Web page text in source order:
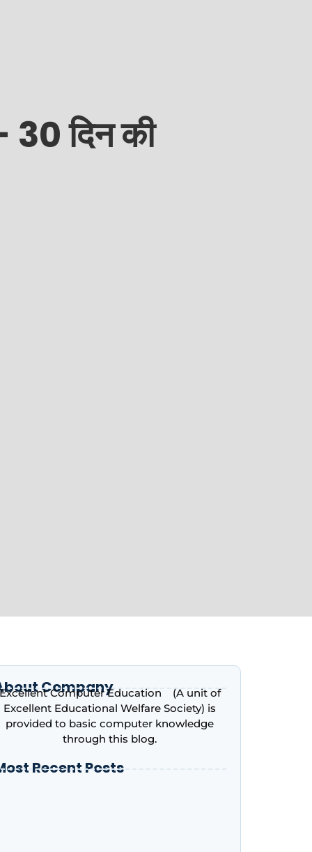
दिन की
Company
Computer Education (A unit of
Excellent Educational Welfare Society) is
provided to basic computer knowledge
through this blog.
Recent Posts